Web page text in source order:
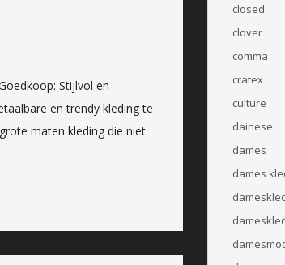
Stijlvol en
en trendy kleding te
maten kleding die niet
closed
clover
comma
cratex
culture
dainese
dames
dames